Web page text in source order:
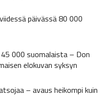
päivässä 80 000
000 suomalaista – Don
elokuvan syksyn
– avaus heikompi kuin